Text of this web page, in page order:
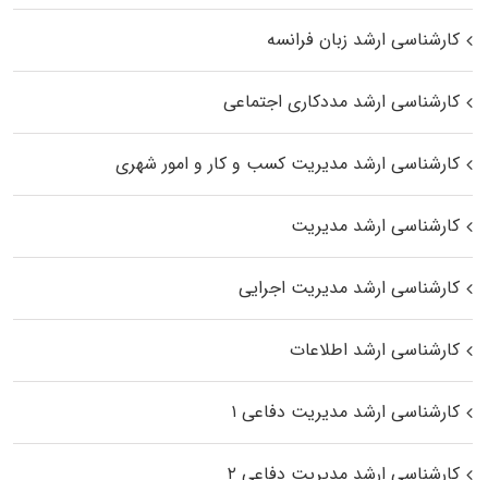
کارشناسی ارشد زبان فرانسه
کارشناسی ارشد مددکاری اجتماعی
کارشناسی ارشد مدیریت کسب و کار و امور شهری
کارشناسی ارشد مدیریت
کارشناسی ارشد مدیریت اجرایی
کارشناسی ارشد اطلاعات
کارشناسی ارشد مدیریت دفاعی ۱
کارشناسی ارشد مدیریت دفاعی ۲